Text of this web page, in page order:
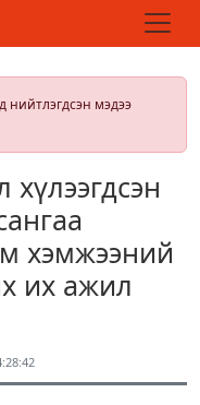
нийтлэгдсэн мэдээ
хэмжээний
их ажил